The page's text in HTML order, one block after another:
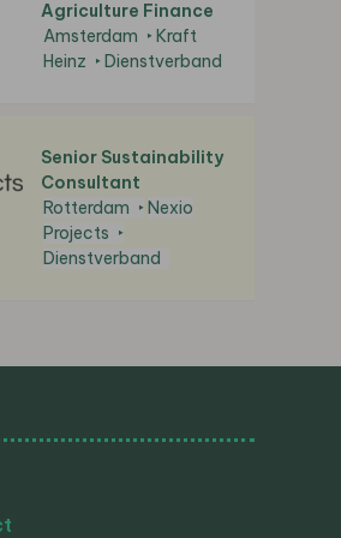
Agriculture Finance
Amsterdam
Kraft
Heinz
Dienstverband
Senior Sustainability
Consultant
Rotterdam
Nexio
Projects
Dienstverband